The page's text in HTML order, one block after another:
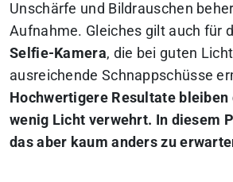
Unschärfe und Bildrauschen
Aufnahme. Gleiches gilt auch für
Selfie-Kamera, die bei guten
ausreichende Schnappschüsse
Hochwertigere Resultate bleiben
wenig Licht verwehrt. In diesem
das aber kaum anders zu